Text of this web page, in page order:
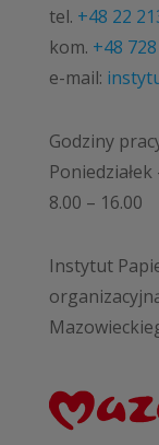
tel. +48 22
kom. +48
e-mail:
Godziny
8.00 – 16.00
Instytut